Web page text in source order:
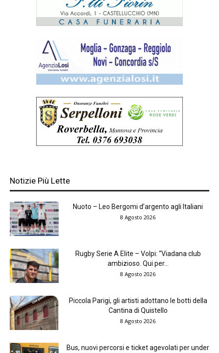
Notizie Più Lette
Nuoto – Leo Bergomi d’argento agli Italiani
8 Agosto 2026
Rugby Serie A Elite – Volpi: “Viadana club
ambizioso. Qui per...
8 Agosto 2026
Piccola Parigi, gli artisti adottano le botti della
Cantina di Quistello
8 Agosto 2026
Bus, nuovi percorsi e ticket agevolati per under